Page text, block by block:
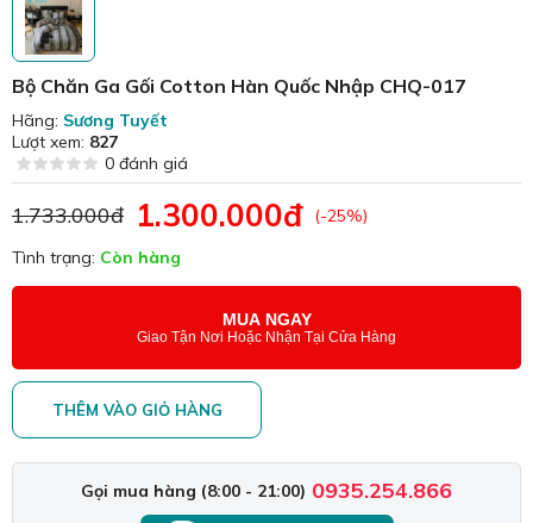
Bộ Chăn Ga Gối Cotton Hàn Quốc Nhập CHQ-017
Hãng: Sương Tuyết
Lượt xem: 827
0 đánh giá
1.733.000đ 1.300.000đ
(-25%)
Tình trạng: Còn hàng
MUA NGAY
Giao Tận Nơi Hoặc Nhận Tại Cửa Hàng
THÊM VÀO GIỎ HÀNG
Gọi mua hàng (8:00 - 21:00) 0935.254.866